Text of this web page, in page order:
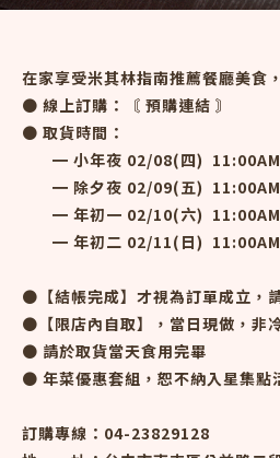
在家享受米其林指南推薦餐廳美
● 線上訂購：〘 預購連結 〙
● 取貨時間：
━ 小年夜 02/08(四)
━ 除夕夜 02/09(五)
━ 年初一 02/10(六)
━ 年初二 02/11(日)
●【結帳完成】才視為訂單成立，
●【限店內自取】，當日現做，非
● 請於取貨當天食用完畢
● 年菜優惠套組，恕不納入星集點
訂購專線：04-23829128